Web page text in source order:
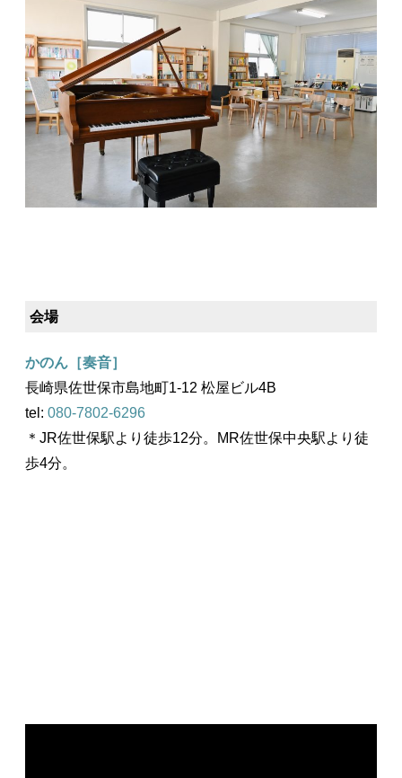
会場
かのん［奏音］
長崎県佐世保市島地町1-12 松屋ビル4B
tel: 080-7802-6296
＊JR佐世保駅より徒歩12分。MR佐世保中央駅より徒
歩4分。